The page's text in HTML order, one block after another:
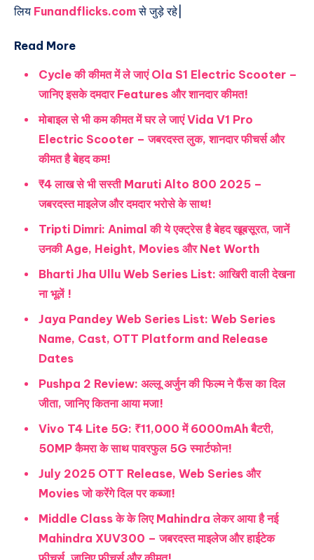
लिय Funandflicks.comसे जुड़े रहे|
Read More
Cycle की कीमत में ले जाएं Ola S1 Electric Scooter –
जानिए इसके दमदार Features और शानदार कीमत!
मोबाइल से भी कम कीमत में घर ले जाएं Vida V1 Pro
Electric Scooter – जबरदस्त लुक, शानदार फीचर्स और
कीमत है बेहद कम!
₹4 लाख से भी सस्ती Maruti Alto 800 2025 –
जबरदस्त माइलेज और दमदार भरोसे के साथ!
Tripti Dimri: Animal की ये एक्ट्रेस है बेहद खूबसूरत, जानें
उनकी Age, Height, Movies और Net Worth
Bharti Jha Ullu Web Series List: आखिरी वाली देखना
ना भूलें !
Jaya Pandey Web Series List: Web Series
Name, Cast, OTT Platform and Release
Dates
Pushpa 2 Review: अल्लू अर्जुन की फिल्म ने फैंस का दिल
जीता, जानिए कितना आया मजा!
Vivo T4 Lite 5G: ₹11,000 में 6000mAh बैटरी,
50MP कैमरा के साथ पावरफुल 5G स्मार्टफोन!
July 2025 OTT Release, Web Series और
Movies जो करेंगे दिल पर कब्जा!
Middle Class के के लिए Mahindra लेकर आया है नई
Mahindra XUV300 – जबरदस्त माइलेज और हाईटेक